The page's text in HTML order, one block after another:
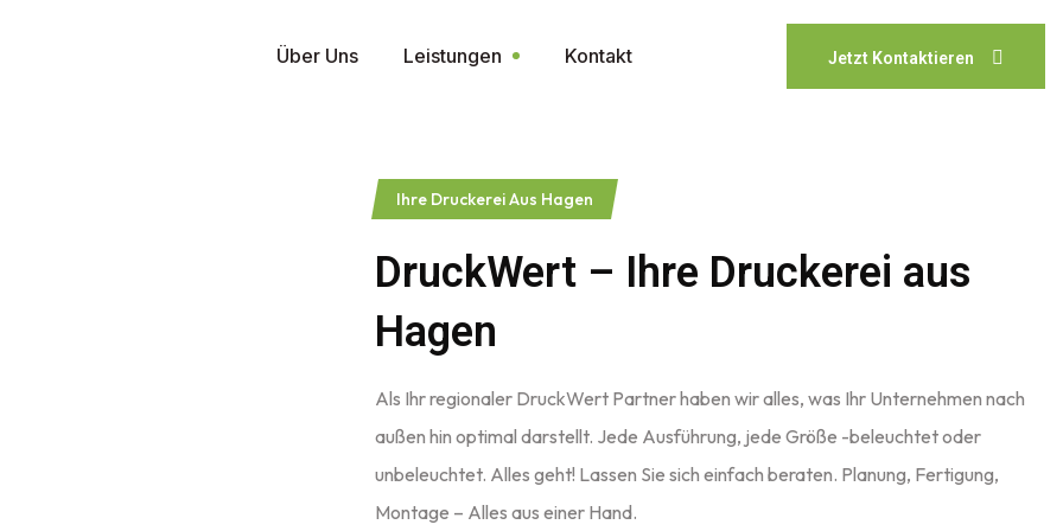
Über Uns Leistungen Kontakt
Jetzt Kontaktieren
Ihre Druckerei Aus Hagen
DruckWert – Ihre Druckerei aus
Hagen
Als Ihr regionaler DruckWert Partner haben wir alles, was Ihr Unternehmen nach
außen hin optimal darstellt. Jede Ausführung, jede Größe -beleuchtet oder
unbeleuchtet. Alles geht! Lassen Sie sich einfach beraten. Planung, Fertigung,
Montage – Alles aus einer Hand.